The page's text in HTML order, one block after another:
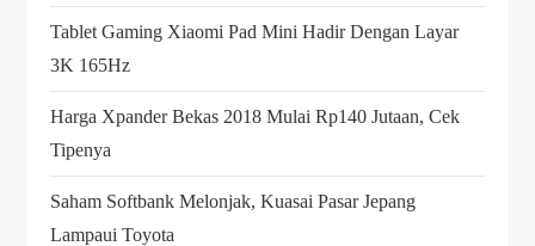
Tablet Gaming Xiaomi Pad Mini Hadir Dengan Layar
3K 165Hz
Harga Xpander Bekas 2018 Mulai Rp140 Jutaan, Cek
Tipenya
Saham Softbank Melonjak, Kuasai Pasar Jepang
Lampaui Toyota